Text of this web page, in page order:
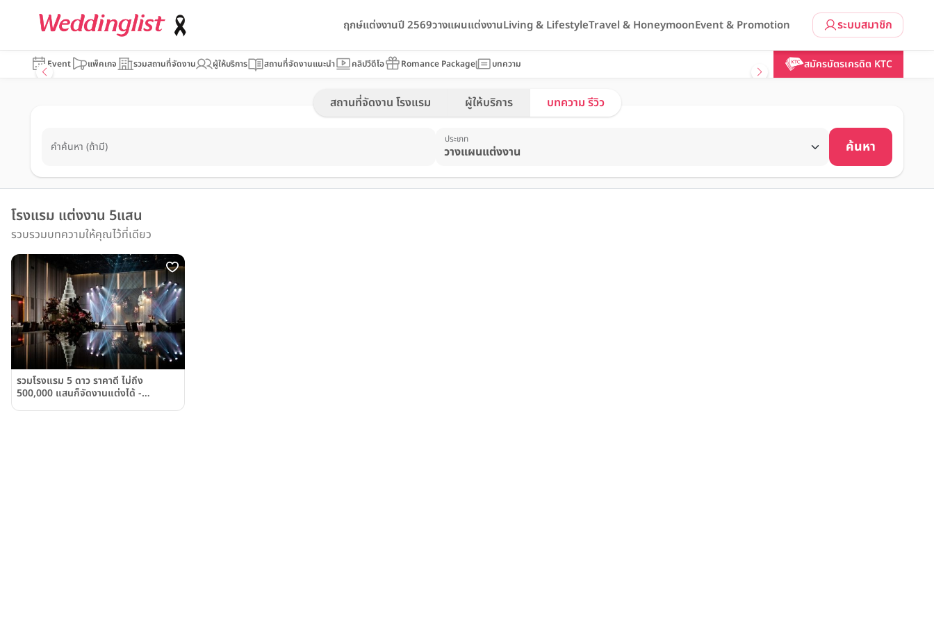
ระบบสมาชิก
ฤกษ์แต่งงานปี 2569วางแผนแต่งงานLiving & LifestyleTravel & HoneymoonEvent & Promotion
Event แพ็คเกจ รวมสถานที่จัดงาน ผู้ให้บริการ สถานที่จัดงานแนะนำ คลิปวีดีโอ Romance Package บทความ สมัครบัตรเครดิต KTC
สถานที่จัดงาน โรงแรม ผู้ให้บริการ บทความ รีวิว
คำค้นหา (ถ้ามี)
ประเภท ค้นหา
โรงแรม แต่งงาน 5แสน
รวบรวมบทความให้คุณไว้ที่เดียว
รวมโรงแรม 5 ดาว ราคาดี ไม่ถึง
500,000 แสนก็จัดงานแต่งได้ -